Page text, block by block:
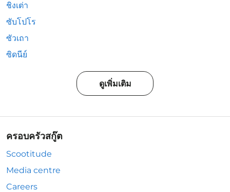
ชิงเต่า
ซับโปโร
ซัวเถา
ซิดนีย์
ดูเพิ่มเติม
ครอบครัวสกู๊ต
Scootitude
Media centre
Careers